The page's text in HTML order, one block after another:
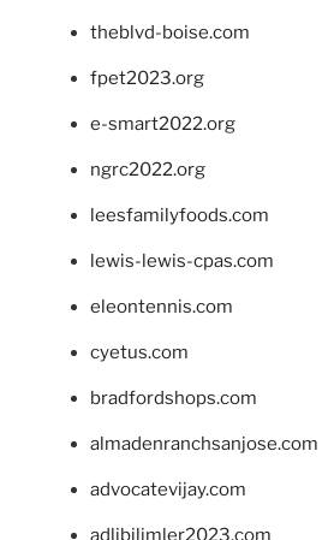
theblvd-boise.com
fpet2023.org
e-smart2022.org
ngrc2022.org
leesfamilyfoods.com
lewis-lewis-cpas.com
eleontennis.com
cyetus.com
bradfordshops.com
almadenranchsanjose.com
advocatevijay.com
adlibilimler2023.com